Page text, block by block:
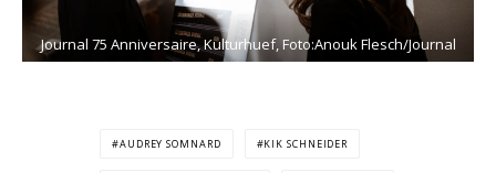
Journal 75 Anniversaire, Kulturhuef, Foto:Anouk Flesch/Journal
AUDREY SOMNARD KIK SCHNEIDER